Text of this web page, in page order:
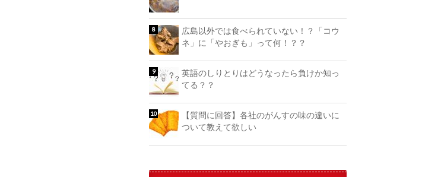
広島以外では食べられていない！？「コウ
ネ」に「やおぎも」って何！？？
英語のしりとりはどうなったら負けか知っ
てる？？
【質問に回答】各社のがんすの味の違いに
ついて教えて欲しい